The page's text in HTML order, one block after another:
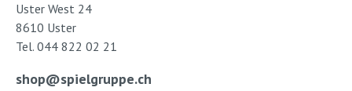
neben
zum Umgang
Uster West 24
8610 Uster
Tel. 044 822 02 21
shop@spielgruppe.ch